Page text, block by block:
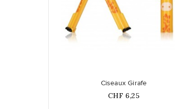
Ciseaux Girafe
Prix
CHF 6,25